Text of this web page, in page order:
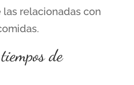
relacionadas con
de